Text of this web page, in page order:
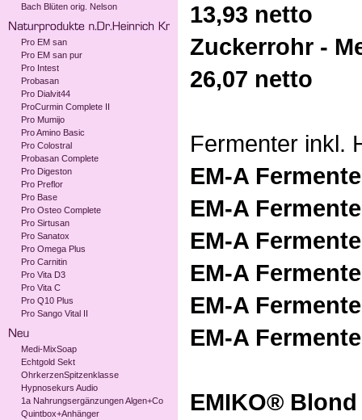
Bach Blüten orig. Nelson
Pro EM san
Pro EM san pur
Pro Intest
Probasan
Pro Dialvit44
ProCurmin Complete II
Pro Mumijo
Pro Amino Basic
Pro Colostral
Probasan Complete
Pro Digeston
Pro Preflor
Pro Base
Pro Osteo Complete
Pro Sirtusan
Pro Sanatox
Pro Omega Plus
Pro Carnitin
Pro Vita D3
Pro Vita C
Pro Q10 Plus
Pro Sango Vital II
Medi-MixSoap
Echtgold Sekt
OhrkerzenSpitzenklasse
Hypnosekurs Audio
1a Nahrungsergänzungen Algen+Co
Quintbox+Anhänger
13,93 netto
Zuckerrohr -
26,07 netto
Fermenter inkl.
EM-A
EM-A
EM-A
EM-A
EM-A
EM-A
EMIKO®